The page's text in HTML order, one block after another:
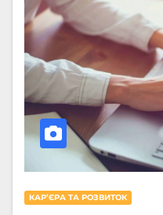
КАРʼЄРА ТА РОЗВИТОК